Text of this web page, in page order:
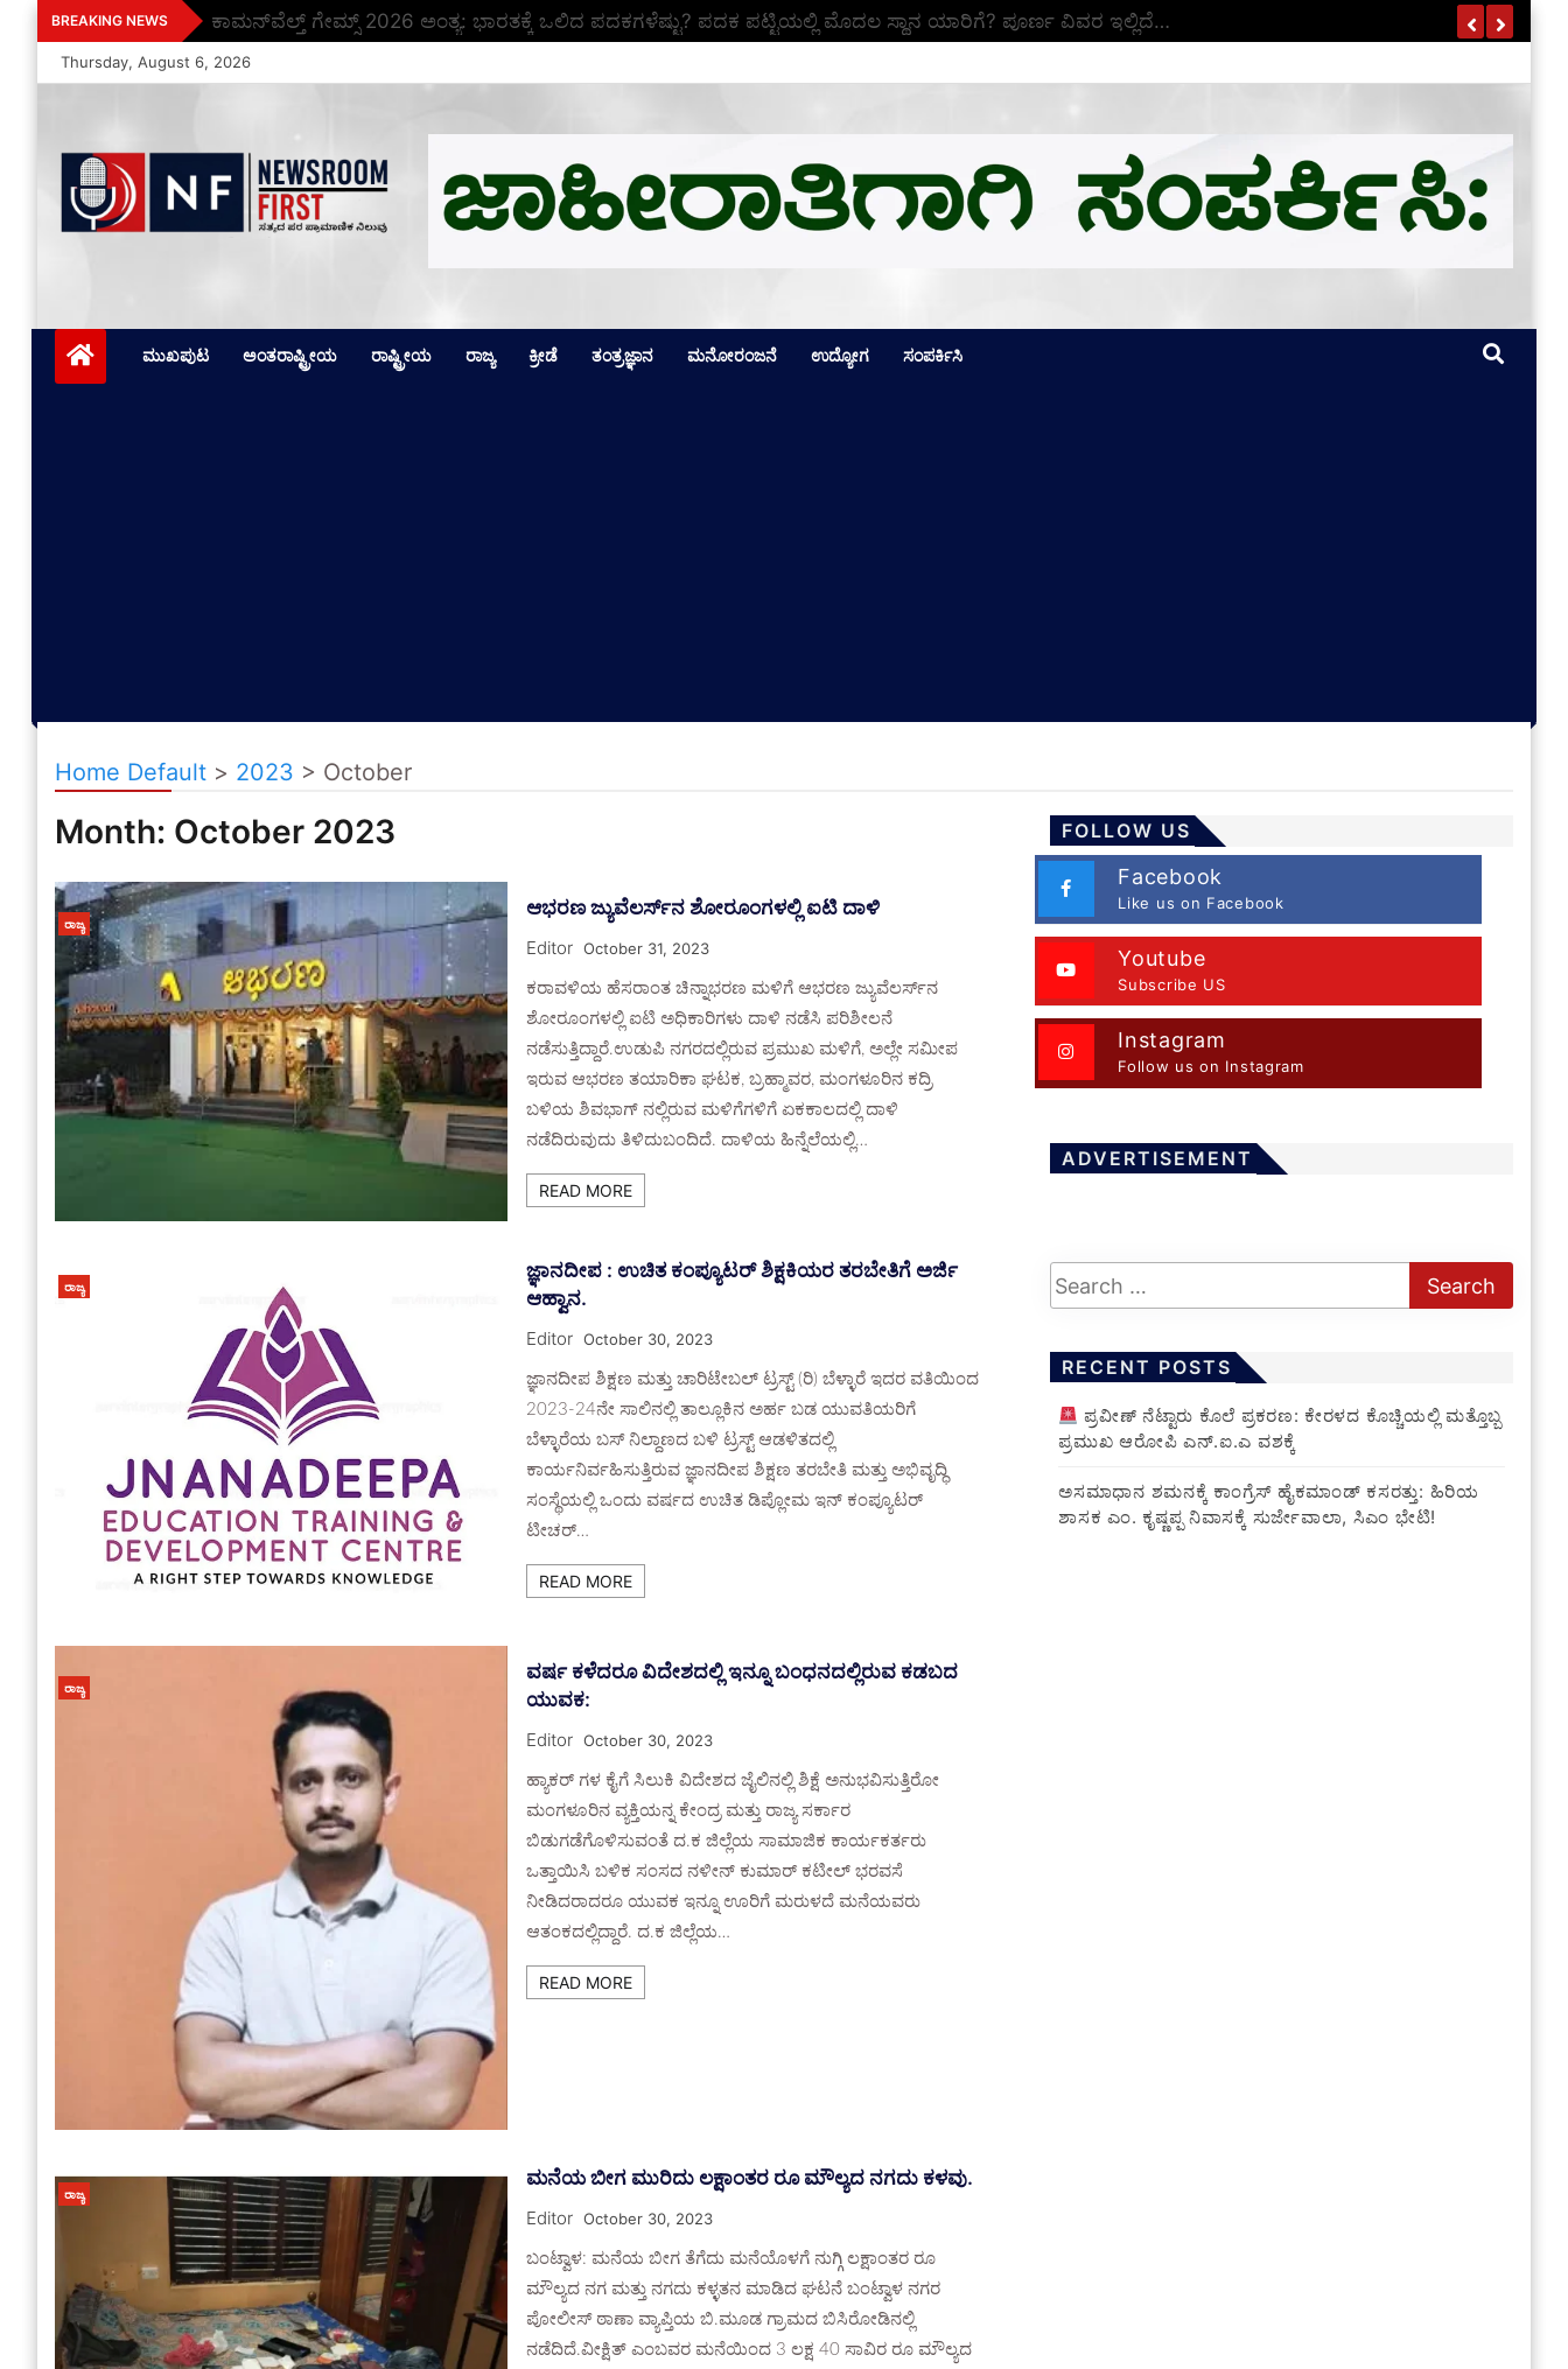
Skip
to
content
BREAKING NEWS ಕಾಮನ್‌ವೆಲ್ತ್ ಗೇಮ್ಸ್ 2026 ಅಂತ್ಯ: ಭಾರತಕ್ಕೆ ಒಲಿದ ಪದಕಗಳೆಷ್ಟು? ಪದಕ ಪಟ್ಟಿಯಲ್ಲಿ ಮೊದಲ ಸ್ಥಾನ ಯಾರಿಗೆ? ಪೂರ್ಣ ವಿವರ ಇಲ್ಲಿದೆ…
Thursday, August 6, 2026
ಮುಖಪುಟ ಅಂತರಾಷ್ಟ್ರೀಯ ರಾಷ್ಟ್ರೀಯ ರಾಜ್ಯ ಕ್ರೀಡೆ ತಂತ್ರಜ್ಞಾನ ಮನೋರಂಜನೆ ಉದ್ಯೋಗ ಸಂಪರ್ಕಿಸಿ
Home Default > 2023 > October
Month: October 2023
ರಾಜ್ಯ
ಆಭರಣ ಜ್ಯುವೆಲರ್ಸ್‌ನ ಶೋರೂಂಗಳಲ್ಲಿ ಐಟಿ ದಾಳಿ
Editor October 31, 2023
ಕರಾವಳಿಯ ಹೆಸರಾಂತ ಚಿನ್ನಾಭರಣ ಮಳಿಗೆ ಆಭರಣ ಜ್ಯುವೆಲರ್ಸ್‌ನ
ಶೋರೂಂಗಳಲ್ಲಿ ಐಟಿ ಅಧಿಕಾರಿಗಳು ದಾಳಿ ನಡೆಸಿ ಪರಿಶೀಲನೆ
ನಡೆಸುತ್ತಿದ್ದಾರೆ.ಉಡುಪಿ ನಗರದಲ್ಲಿರುವ ಪ್ರಮುಖ ಮಳಿಗೆ, ಅಲ್ಲೇ ಸಮೀಪ
ಇರುವ ಆಭರಣ ತಯಾರಿಕಾ ಘಟಕ, ಬ್ರಹ್ಮಾವರ, ಮಂಗಳೂರಿನ ಕದ್ರಿ
ಬಳಿಯ ಶಿವಭಾಗ್ ನಲ್ಲಿರುವ ಮಳಿಗೆಗಳಿಗೆ ಏಕಕಾಲದಲ್ಲಿ ದಾಳಿ
ನಡೆದಿರುವುದು ತಿಳಿದುಬಂದಿದೆ. ದಾಳಿಯ ಹಿನ್ನೆಲೆಯಲ್ಲಿ…
READ MORE
ರಾಜ್ಯ
ಜ್ಞಾನದೀಪ : ಉಚಿತ ಕಂಪ್ಯೂಟರ್ ಶಿಕ್ಷಕಿಯರ ತರಬೇತಿಗೆ ಅರ್ಜಿ
ಆಹ್ವಾನ.
Editor October 30, 2023
ಜ್ಞಾನದೀಪ ಶಿಕ್ಷಣ ಮತ್ತು ಚಾರಿಟೇಬಲ್ ಟ್ರಸ್ಟ್ (ರಿ) ಬೆಳ್ಳಾರೆ ಇದರ ವತಿಯಿಂದ
2023-24ನೇ ಸಾಲಿನಲ್ಲಿ ತಾಲ್ಲೂಕಿನ ಅರ್ಹ ಬಡ ಯುವತಿಯರಿಗೆ
ಬೆಳ್ಳಾರೆಯ ಬಸ್ ನಿಲ್ದಾಣದ ಬಳಿ ಟ್ರಸ್ಟ್ ಆಡಳಿತದಲ್ಲಿ
ಕಾರ್ಯನಿರ್ವಹಿಸುತ್ತಿರುವ ಜ್ಞಾನದೀಪ ಶಿಕ್ಷಣ ತರಬೇತಿ ಮತ್ತು ಅಭಿವೃದ್ಧಿ
ಸಂಸ್ಥೆಯಲ್ಲಿ ಒಂದು ವರ್ಷದ ಉಚಿತ ಡಿಪ್ಲೋಮ ಇನ್ ಕಂಪ್ಯೂಟರ್
ಟೀಚರ್…
READ MORE
ರಾಜ್ಯ
ವರ್ಷ ಕಳೆದರೂ ವಿದೇಶದಲ್ಲಿ ಇನ್ನೂ ಬಂಧನದಲ್ಲಿರುವ ಕಡಬದ
ಯುವಕ:
Editor October 30, 2023
ಹ್ಯಾಕರ್ ಗಳ ಕೈಗೆ ಸಿಲುಕಿ ವಿದೇಶದ ಜೈಲಿನಲ್ಲಿ ಶಿಕ್ಷೆ ಅನುಭವಿಸುತ್ತಿರೋ
ಮಂಗಳೂರಿನ ವ್ಯಕ್ತಿಯನ್ನ ಕೇಂದ್ರ ಮತ್ತು ರಾಜ್ಯ ಸರ್ಕಾರ
ಬಿಡುಗಡೆಗೊಳಿಸುವಂತೆ ದ‌.ಕ ಜಿಲ್ಲೆಯ ಸಾಮಾಜಿಕ ಕಾರ್ಯಕರ್ತರು
ಒತ್ತಾಯಿಸಿ ಬಳಿಕ ಸಂಸದ ‌ನಳೀನ್ ಕುಮಾರ್ ಕಟೀಲ್ ಭರವಸೆ
ನೀಡಿದರಾದರೂ ಯುವಕ ಇನ್ನೂ ಊರಿಗೆ ಮರುಳದೆ ಮನೆಯವರು
ಆತಂಕದಲ್ಲಿದ್ದಾರೆ. ದ.ಕ ಜಿಲ್ಲೆಯ…
READ MORE
ರಾಜ್ಯ
ಮನೆಯ ಬೀಗ ಮುರಿದು ಲಕ್ಷಾಂತರ ರೂ ಮೌಲ್ಯದ ನಗದು ಕಳವು.
Editor October 30, 2023
ಬಂಟ್ವಾಳ: ಮನೆಯ ಬೀಗ ತೆಗೆದು ಮನೆಯೊಳಗೆ ನುಗ್ಗಿ ಲಕ್ಷಾಂತರ ರೂ
ಮೌಲ್ಯದ ನಗ ಮತ್ತು ನಗದು ಕಳ್ಳತನ ಮಾಡಿದ ಘಟನೆ ಬಂಟ್ವಾಳ ನಗರ
ಪೋಲೀಸ್ ಠಾಣಾ ವ್ಯಾಪ್ತಿಯ ಬಿ.ಮೂಡ ಗ್ರಾಮದ ಬಿಸಿರೋಡಿನಲ್ಲಿ
ನಡೆದಿದೆ.ವೀಕ್ಷಿತ್ ಎಂಬವರ ಮನೆಯಿಂದ 3 ಲಕ್ಷ 40 ಸಾವಿರ ರೂ ಮೌಲ್ಯದ
FOLLOW US
Facebook
Like us on Facebook
Youtube
Subscribe US
Instagram
Follow us on Instagram
ADVERTISEMENT
RECENT POSTS
ಪ್ರವೀಣ್ ನೆಟ್ಟಾರು ಕೊಲೆ ಪ್ರಕರಣ: ಕೇರಳದ ಕೊಚ್ಚಿಯಲ್ಲಿ ಮತ್ತೊಬ್ಬ
ಪ್ರಮುಖ ಆರೋಪಿ ಎನ್.ಐ.ಎ ವಶಕ್ಕೆ
ಅಸಮಾಧಾನ ಶಮನಕ್ಕೆ ಕಾಂಗ್ರೆಸ್ ಹೈಕಮಾಂಡ್ ಕಸರತ್ತು: ಹಿರಿಯ
ಶಾಸಕ ಎಂ. ಕೃಷ್ಣಪ್ಪ ನಿವಾಸಕ್ಕೆ ಸುರ್ಜೇವಾಲಾ, ಸಿಎಂ ಭೇಟಿ!